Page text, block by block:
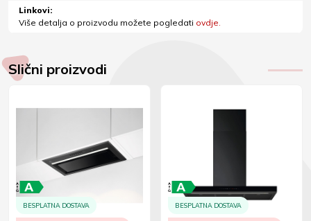
Linkovi:
Više detalja o proizvodu možete pogledati ovdje.
Slični proizvodi
BESPLATNA DOSTAVA BESPLATNA DOSTAVA